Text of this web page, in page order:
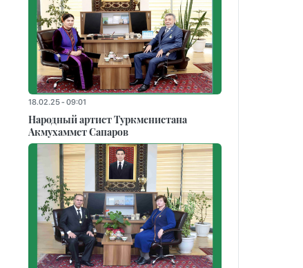
18.02.25 - 09:01
Народный артист Туркменистана
Акмухаммет Сапаров